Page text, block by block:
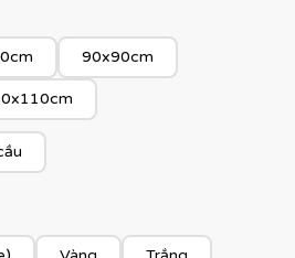
90x90cm
màu khung